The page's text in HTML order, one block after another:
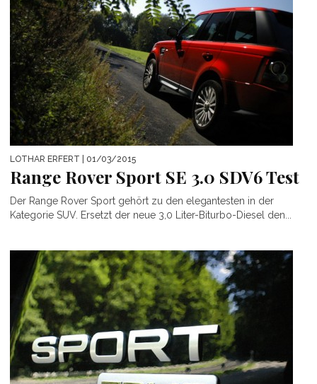
LOTHAR ERFERT | 01/03/2015
Range Rover Sport SE 3.0 SDV6 Test
Der Range Rover Sport gehört zu den elegantesten in der
Kategorie SUV. Ersetzt der neue 3,0 Liter-Biturbo-Diesel den...